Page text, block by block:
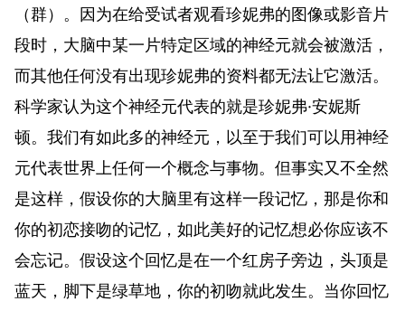
（群）。因为在给受试者观看珍妮弗的图像或影音片
段时，大脑中某一片特定区域的神经元就会被激活，
而其他任何没有出现珍妮弗的资料都无法让它激活。
科学家认为这个神经元代表的就是珍妮弗·安妮斯
顿。我们有如此多的神经元，以至于我们可以用神经
元代表世界上任何一个概念与事物。但事实又不全然
是这样，假设你的大脑里有这样一段记忆，那是你和
你的初恋接吻的记忆，如此美好的记忆想必你应该不
会忘记。假设这个回忆是在一个红房子旁边，头顶是
蓝天，脚下是绿草地，你的初吻就此发生。当你回忆